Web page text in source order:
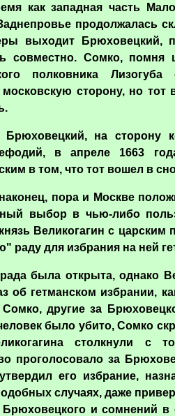
как западная часть
продолжалась
выходит Брюховецкий,
совместно. Сомко, помня
полковника
сторону, но тот
на сторону
в апреле 1663
в том, что тот вошел в
пора и Москве
выбор в чью-либо
Великогагин с
раду для избрания на ней
была открыта, однако
об гетманском избрании,
Сомко, другие за
было убито, Сомко
столкнули с
проголосовало за
его избрание,
случаях, даже
Брюховецкого и сомнений в